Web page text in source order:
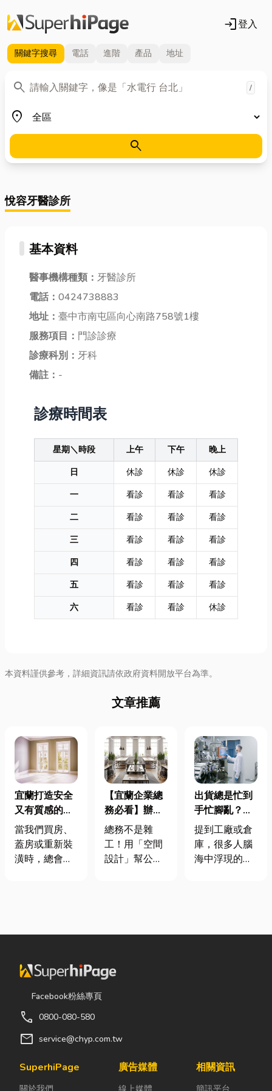
login登入
關鍵字搜尋 電話 進階 產品 地址
search
關鍵字 /
place
地區
search
悅容牙醫診所
基本資料
醫事機構種類： 牙醫診所
電話： 0424738883
地址： 臺中市南屯區向心南路758號1樓
服務項目： 門診診療
診療科別： 牙科
備註： -
診療時間表
星期＼時段 上午 下午
晚上
日
休診 休診
休診
一
看診 看診
看診
二
看診 看診
看診
三
看診 看診
看診
四
看診 看診
看診
五
看診 看診
看診
六
看診 看診 休診
本資料謹供參考，詳細資訊請依政府資料開放平台為準。
文章推薦
宜蘭打造安全
又有質感的
家，從專業門
窗開始
當我們買房、
蓋房或重新裝
潢時，總會把
天都在使用的
實，一扇好的
門窗不只是遮
風避雨而已，
安全、採光、
通風與生活品
氣候潮濕多
【宜蘭企業總
務必看】辦公
室如何打造高
效能職場？從
辦公桌椅、系
總務不是雜
工！用「空間
設計」幫公司
公室時，常覺
什麼補什麼」
換來員工抱怨
辦公室空間設
出貨總是忙到
手忙腳亂？包
裝自動化其實
沒有你想像中
那麼遙遠！
提到工廠或倉
庫，很多人腦
海中浮現的畫
著出貨。但你
路購物越來越
Facebook粉絲專頁
call 0800-080-580
mail service@chyp.com.tw
SuperhiPage
關於我們
廣告媒體
線上媒體
相關資訊
簡訊平台